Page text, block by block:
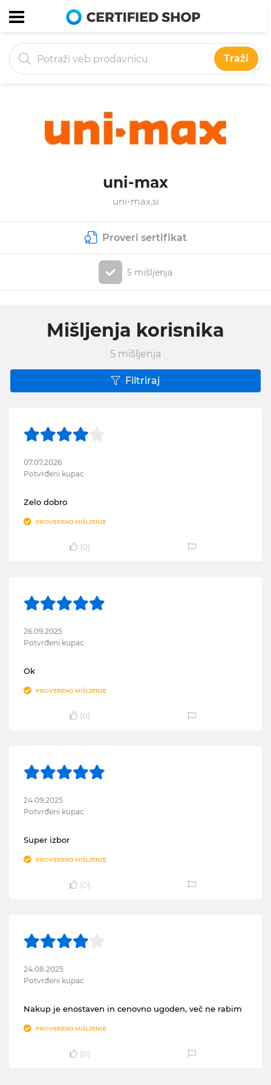
Traži
uni-max
uni-max.si
Proveri sertifikat
5 mišljenja
Mišljenja korisnika
5 mišljenja
Filtriraj
07.07.2026
Potvrđeni kupac
Zelo dobro
PROVERENO MIŠLJENJE
(0)
26.09.2025
Potvrđeni kupac
Ok
PROVERENO MIŠLJENJE
(0)
24.09.2025
Potvrđeni kupac
Super izbor
PROVERENO MIŠLJENJE
(0)
24.08.2025
Potvrđeni kupac
Nakup je enostaven in cenovno ugoden, več ne rabim
PROVERENO MIŠLJENJE
(0)